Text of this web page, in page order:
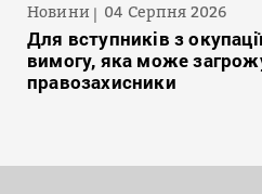
Новини 04 Серпня 2026
Для вступників з
вимогу, яка може
правозахисники